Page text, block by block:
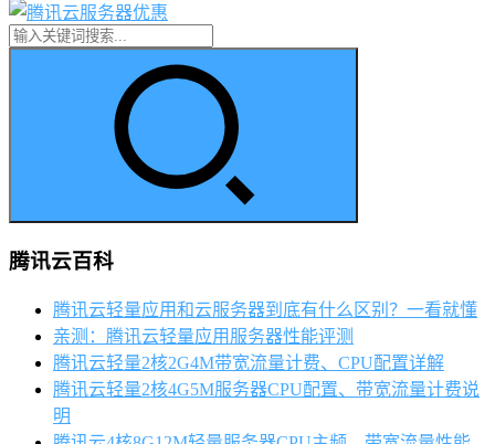
腾讯云百科
腾讯云轻量应用和云服务器到底有什么区别？一看就懂
亲测：腾讯云轻量应用服务器性能评测
腾讯云轻量2核2G4M带宽流量计费、CPU配置详解
腾讯云轻量2核4G5M服务器CPU配置、带宽流量计费说
明